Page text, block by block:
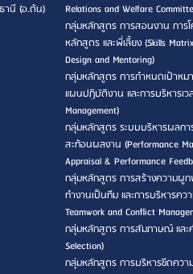
านี (อ.ต้น)
Relations and Welfare
กลุ่มหลักสูตร การสอนงาน การ
หลักสูตร และพี่เลี้ยง (Skills
Design and Mentoring)
กลุ่มหลักสูตร การกำหนดเป้าหม
แผนปฏิบัติงาน และการบริหารเว
Management)
กลุ่มหลักสูตร ระบบบริหารผลกา
สะท้อนผลงาน (Performance
Appraisal & Performance
กลุ่มหลักสูตร การสร้างความผู
ทำงานเป็นทีม และการบริหารคว
Teamwork and Conflict
กลุ่มหลักสูตร การสัมภาษณ์ และ
Selection)
กลุ่มหลักสูตร การบริหารขีดคว